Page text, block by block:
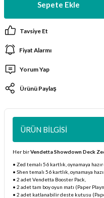
Paketleri
Sepete Ekle
Tavsiye Et
Fiyat Alarmı
Yorum Yap
Ürünü Paylaş
ÜRÜN BILGISI
Her birVendetta Showdown Deck
• Zed temalı 56 kartlık, oynamaya
• Shen temalı 56 kartlık, oynamaya
• 2 adet Vendetta Booster Pack,
• 2 adet tam boy oyun matı (Paper
• 2 adet katlanabilir deste kutusu